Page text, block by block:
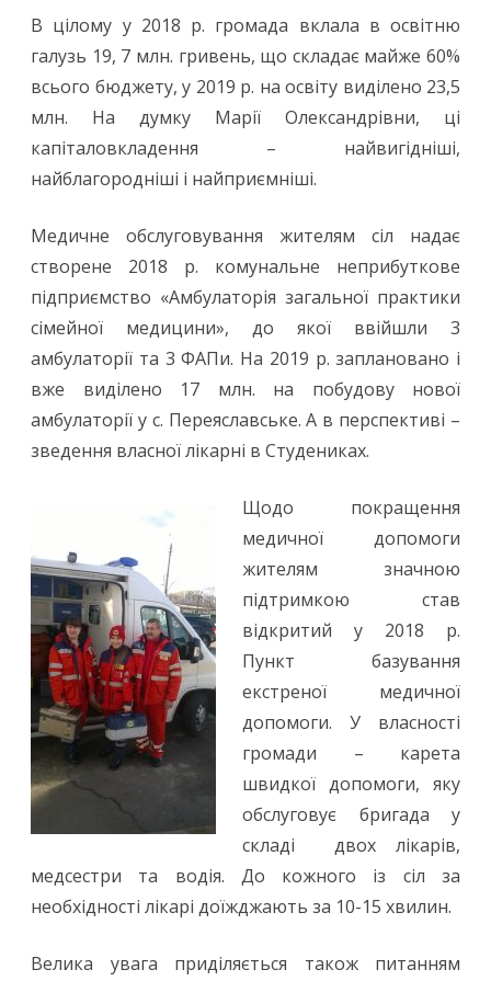
В цілому у 2018 р. громада вклала в освітню
галузь 19, 7 млн. гривень, що складає майже 60%
всього бюджету, у 2019 р. на освіту виділено 23,5
млн. На думку Марії Олександрівни, ці
капіталовкладення – найвигідніші,
найблагородніші і найприємніші.
Медичне обслуговування жителям сіл надає
створене 2018 р. комунальне неприбуткове
підприємство «Амбулаторія загальної практики
сімейної медицини», до якої ввійшли 3
амбулаторії та 3 ФАПи. На 2019 р. заплановано і
вже виділено 17 млн. на побудову нової
амбулаторії у с. Переяславське. А в перспективі –
зведення власної лікарні в Студениках.
Щодо покращення
медичної допомоги
жителям значною
підтримкою став
відкритий у 2018 р.
Пункт базування
екстреної медичної
допомоги. У власності
громади – карета
швидкої допомоги, яку
обслуговує бригада у
складі двох лікарів,
медсестри та водія. До кожного із сіл за
необхідності лікарі доїжджають за 10-15 хвилин.
Велика увага приділяється також питанням